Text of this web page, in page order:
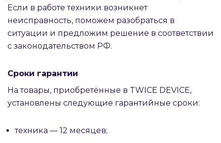
Если в работе техники возникнет
неисправность, поможем разобраться в
ситуации и предложим решение в соответствии
с законодательством РФ.
Сроки гарантии
На товары, приобретённые в TWICE DEVICE,
установлены следующие гарантийные сроки:
техника — 12 месяцев;